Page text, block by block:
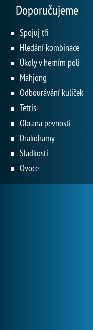
Doporučujeme
Spojuj tři
Hledání kombinace
Úkoly v herním poli
Mahjong
Odbourávání kuliček
Tetris
Obrana pevnosti
Drakohamy
Sladkosti
Ovoce